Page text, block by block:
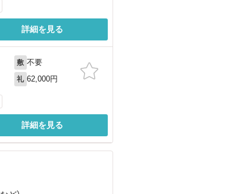
詳細を見る
敷 不要
礼 62,000円
詳細を見る